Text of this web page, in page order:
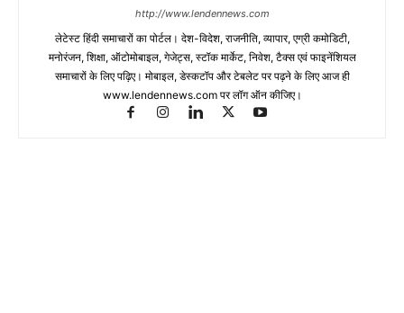
http://www.lendennews.com
लेटेस्ट हिंदी समाचारों का पोर्टल। देश-विदेश, राजनीति, व्यापार, एग्री कमोडिटी,
मनोरंजन, शिक्षा, ऑटोमोबाइल, गेजेट्स, स्टॉक मार्केट, निवेश, टैक्स एवं फाइनेंशियल
समाचारों के लिए पढ़िए। मोबाइल, डेस्कटॉप और टेबलेट पर पढ़ने के लिए आज ही
www.lendennews.com पर लॉग ऑन कीजिए।